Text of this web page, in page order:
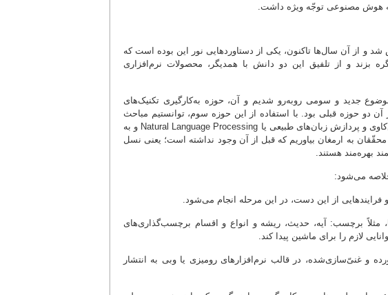
هوش مصنوعی توجّه ویژه داشت.
علوم اسلامی، از سال 1368ش تأسیس شد و از آن سال‌ها تاکنون، یکی از دستاوردهایی نور این بوده است که
بزند و از تلفیق این دو دانش با همدیگر، محصولات نرم‌افزاری
جدید و سومی روبه‌رو شدیم و آن، حوزه به‌کارگیری تکنیک‌های
دو حوزه قبلی بود. با استفاده از این حوزه سوم، توانستیم مباحث
مربوط به دستاوردهایی در زمینه Text Mining یا داده‌کاوی و متن‌کاوی و پردازش زبان‌های طبیعی یا Natural Language Processing و به
به ارمغان بیاوریم که قبل از آن وجود نداشته است؛ یعنی نسل
بهره‌مند هستند.
می‌شود:
فرایندهایی از این دست، در این مرحله انجام می‌شود.
مثلاً برچسب: آیه، حدیث، ریشه و انواع و اقسام برچسب‌گذاری‌های
لازم را برای ماشین پیدا کند.
غنی‌ّسازی‌شده، در قالب نرم‌افزارهای رومیزی یا وبی به انتشار